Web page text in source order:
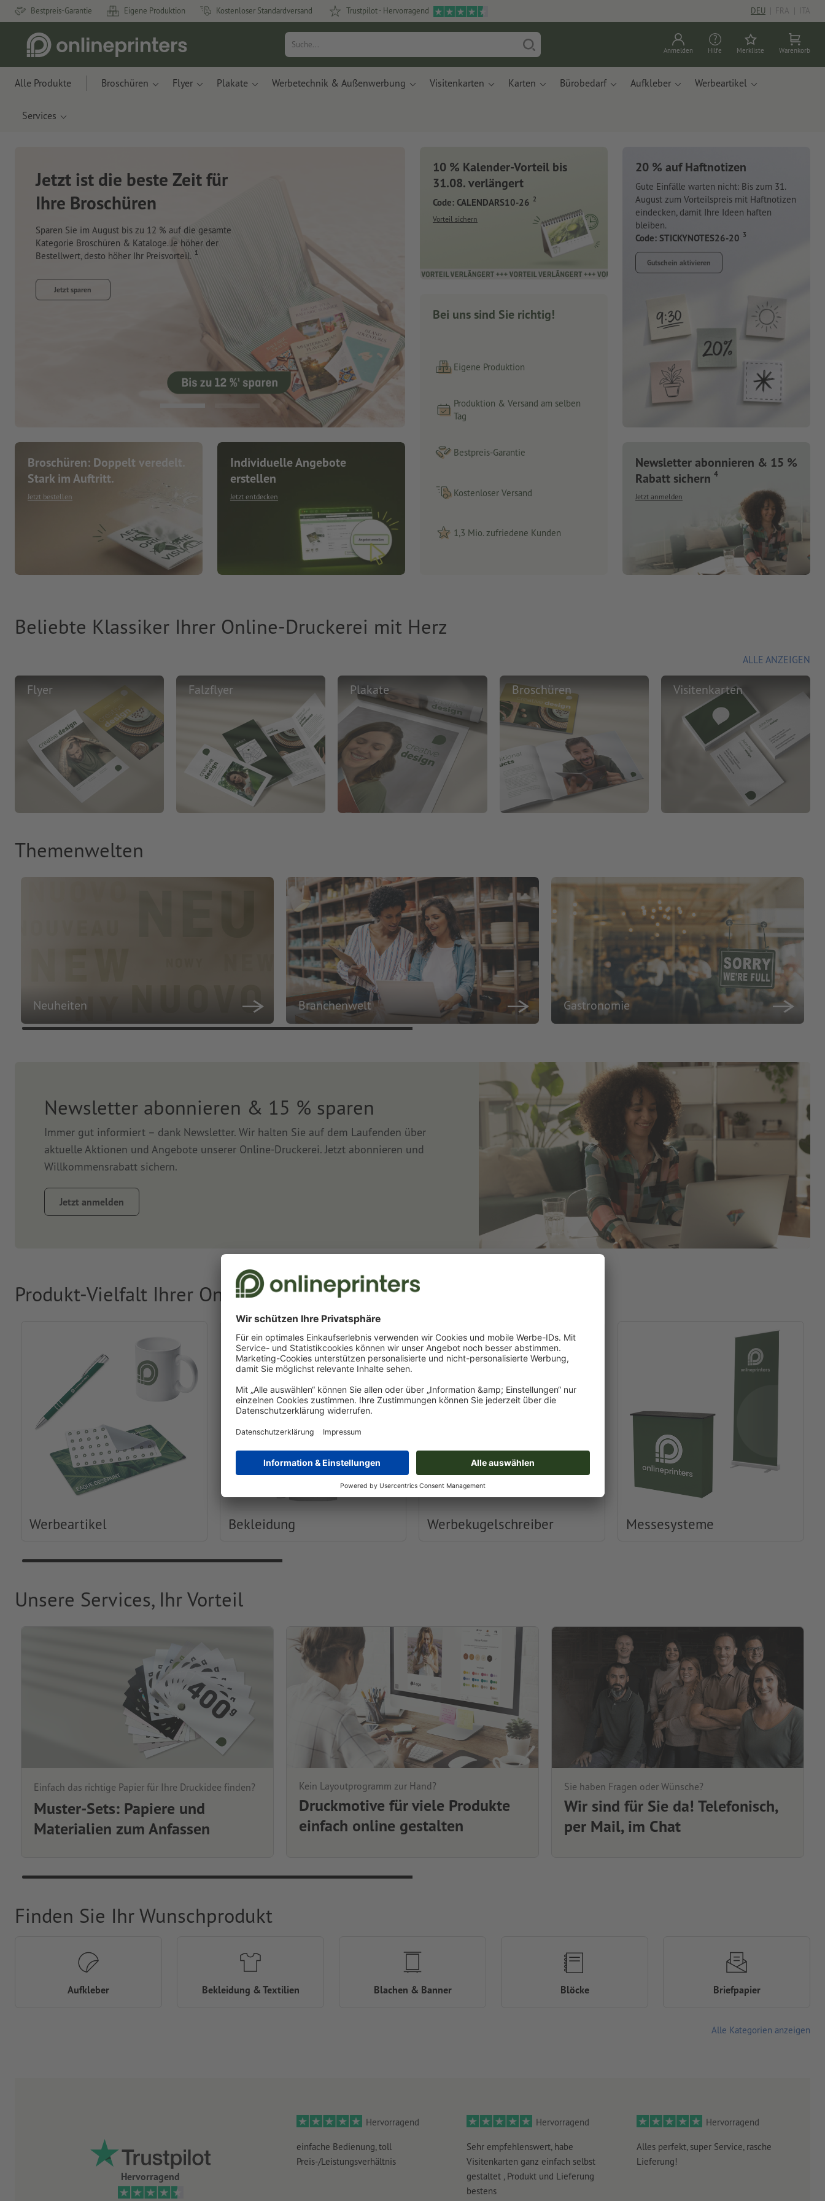
Bestpreis-Garantie Eigene Produktion Kostenloser Standardversand Trustpilot - Hervorragend DEU | FRA | ITA
Anmelden Hilfe Merkliste Warenkorb
Alle Produkte Broschüren Flyer Plakate Werbetechnik & Außenwerbung Visitenkarten Karten Bürobedarf Aufkleber Werbeartikel
Services
Neue Notizbücher &
Planer für Ihren
Schreibtisch
Mit innovativen Materialien aus Apfelresten und
Jetzt entdecken
Broschüren: Doppelt veredelt.
Stark im Auftritt.
Jetzt bestellen
Individuelle Angebote
erstellen
Jetzt entdecken
10 % Kalender-Vorteil bis
31.08. verlängert
Code: CALENDARS10-26 2
Vorteil sichern
Bei uns sind Sie richtig!
Eigene Produktion
Produktion & Versand am selben
Tag
Bestpreis-Garantie
Kostenloser Versand
1,3 Mio. zufriedene Kunden
20 % auf Haftnotizen
Gute Einfälle warten nicht: Bis zum 31.
August zum Vorteilspreis mit Haftnotizen
eindecken, damit Ihre Ideen haften
bleiben.
Code: STICKYNOTES26-20 3
Gutschein aktivieren
Newsletter abonnieren & 15 %
Rabatt sichern 4
Jetzt anmelden
Beliebte Klassiker Ihrer Online-Druckerei mit Herz
ALLE ANZEIGEN
Flyer Falzflyer Plakate Broschüren Visitenkarten
Themenwelten
Neuheiten Branchenwelt Gastronomie
Newsletter abonnieren & 15 % sparen
Immer gut informiert – dank Newsletter. Wir halten Sie auf dem Laufenden über
aktuelle Aktionen und Angebote unserer Online-Druckerei. Jetzt abonnieren und
Willkommensrabatt sichern.
Jetzt anmelden
Produkt-Vielfalt Ihrer Online-Druckerei
Werbeartikel Bekleidung Werbekugelschreiber Messesysteme
Unsere Services, Ihr Vorteil
Einfach das richtige Papier für Ihre Druckidee finden?
Muster-Sets: Papiere und
Materialien zum Anfassen
Kein Layoutprogramm zur Hand?
Druckmotive für viele Produkte
einfach online gestalten
Sie haben Fragen oder Wünsche?
Wir sind für Sie da! Telefonisch,
per Mail, im Chat
Hervorragend
Hervorragend
einfache Bedienung, toll
Preis-/Leistungsverhältnis
Hervorragend
Sehr empfehlenswert, habe
Visitenkarten ganz einfach selbst
gestaltet , Produkt und Lieferung
bestens
Hervorragend
Alles perfekt, super Service, rasche
Lieferung!
Finden Sie Ihr Wunschprodukt
Aufkleber Bekleidung & Textilien Blachen & Banner Blöcke Briefpapier
Alle Kategorien anzeigen